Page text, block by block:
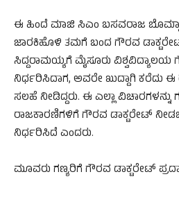
ಈ ಹಿಂದೆ ಮಾಜಿ ಸಿಎಂ ಬಸವರಾಜ
ಜಾರಕಿಹೊಳಿ ತಮಗೆ ಬಂದ ಗೌರವ ಡಾಕ್ಟರೇಟ್
ಸಿದ್ದರಾಮಯ್ಯಗೆ ಮೈಸೂರು ವಿಶ್ವವಿದ್ಯಾಲಯ
ನಿರ್ಧರಿಸಿದಾಗ, ಅವರೇ ಖುದ್ದಾಗಿ ಕರೆದು ಈ
ಸಲಹೆ ನೀಡಿದ್ದರು. ಈ ಎಲ್ಲಾ
ರಾಜಕಾರಣಿಗಳಿಗೆ ಗೌರವ ಡಾಕ್ಟರೇಟ್
ನಿರ್ಧರಿಸಿದೆ ಎಂದರು.
ಮೂವರು ಗಣ್ಯರಿಗೆ ಗೌರವ ಡಾಕ್ಟರೇಟ್